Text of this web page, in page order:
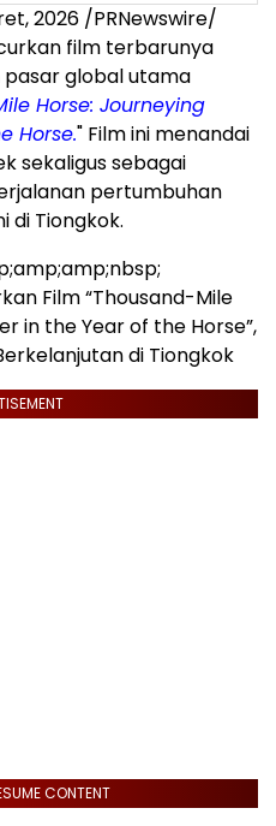
2026 /PRNewswire/
film terbarunya
global utama
Horse: Journeying
Horse." Film ini menandai
sekaligus sebagai
pertumbuhan
di Tiongkok.
Film “Thousand-Mile
in the Year of the Horse”,
di Tiongkok
CONTENT